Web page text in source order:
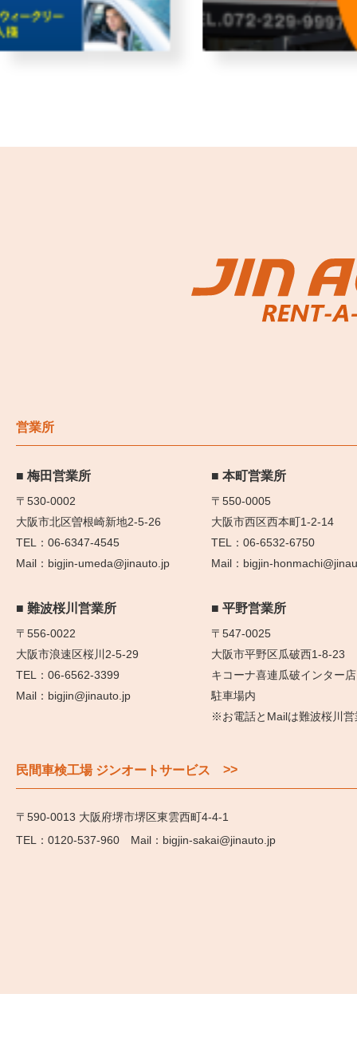
営業所
梅田営業所
〒530-0002
大阪市北区曽根崎新地2-5-26
06-6347-4545
bigjin-umeda@jinauto.jp
本町営業所
〒550-0005
大阪市西区西本町1-2-14
06-6532-6750
bigjin-
難波桜川営業所
〒556-0022
大阪市浪速区桜川2-5-29
06-6562-3399
bigjin@jinauto.jp
平野営業所
〒547-0025
大阪市平野区瓜破西1-8-23
キコーナ喜連瓜破インター店
駐車場内
※お電話とMailは難波桜川営
民間車検工場 ジンオートサービス >>
〒590-0013 大阪府堺市堺区東雲西町4-4-1
0120-537-960
bigjin-sakai@jinauto.jp